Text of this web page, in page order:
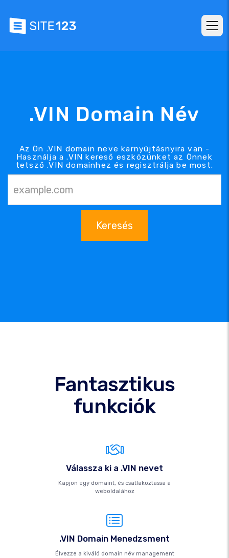
.VIN Domain Név
Az Ön .VIN domain neve karnyújtásnyira van -
Használja a .VIN kereső eszközünket az Önnek
tetsző .VIN domainhez és regisztrálja be most.
Keresés
Fantasztikus
funkciók
Válassza ki a .VIN nevet
Kapjon egy domaint, és csatlakoztassa a
weboldalához
.VIN Domain Menedzsment
Élvezze a kiváló domain név management